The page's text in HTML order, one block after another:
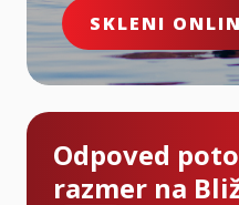
SKLENI
Odpoved
razmer na